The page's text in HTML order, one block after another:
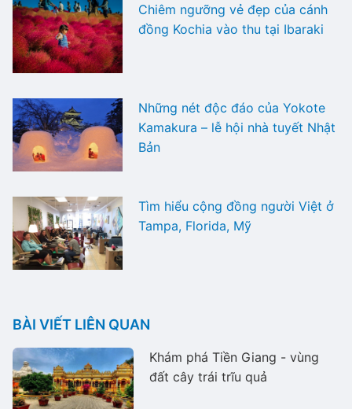
Chiêm ngưỡng vẻ đẹp của cánh
đồng Kochia vào thu tại Ibaraki
Những nét độc đáo của Yokote
Kamakura – lễ hội nhà tuyết Nhật
Bản
Tìm hiểu cộng đồng người Việt ở
Tampa, Florida, Mỹ
BÀI VIẾT LIÊN QUAN
Khám phá Tiền Giang - vùng
đất cây trái trĩu quả